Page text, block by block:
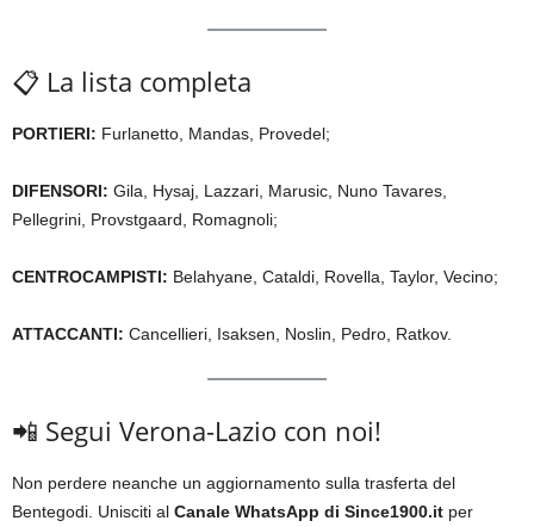
📋 La lista completa
PORTIERI: Furlanetto, Mandas, Provedel;
DIFENSORI: Gila, Hysaj, Lazzari, Marusic, Nuno Tavares,
Pellegrini, Provstgaard, Romagnoli;
CENTROCAMPISTI: Belahyane, Cataldi, Rovella, Taylor, Vecino;
ATTACCANTI: Cancellieri, Isaksen, Noslin, Pedro, Ratkov.
📲 Segui Verona-Lazio con noi!
Non perdere neanche un aggiornamento sulla trasferta del
Bentegodi. Unisciti al Canale WhatsApp di Since1900.it per